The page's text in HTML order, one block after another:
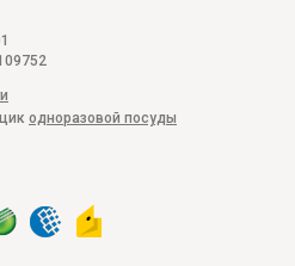
одноразовой посуды